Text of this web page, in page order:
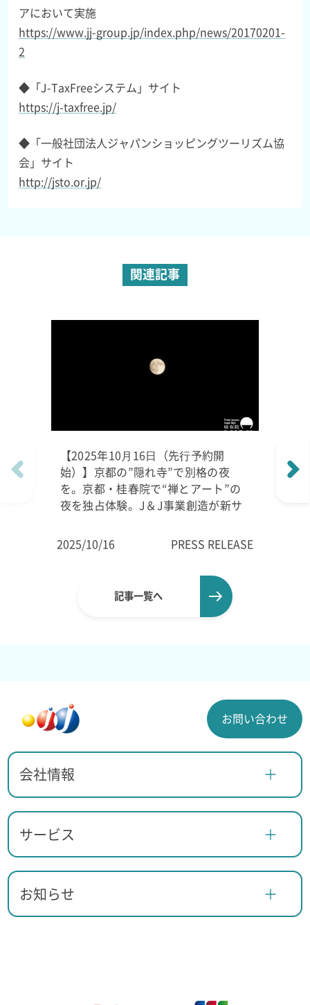
アにおいて実施
https://www.jj-group.jp/index.php/news/20170201-
2
◆「J-TaxFreeシステム」サイト
https://j-taxfree.jp/
◆「一般社団法人ジャパンショッピングツーリズム協
会」サイト
http://jsto.or.jp/
関連記事
【2025年10⽉16⽇（先⾏予約開
始）】京都の”隠れ寺”で別格の夜
を。京都・桂春院で“禅とアート”の
夜を独占体験。J＆J事業創造が新サ
2025/10/16
PRESS RELEASE
記事一覧へ
お問い合わせ
会社情報
サービス
お知らせ